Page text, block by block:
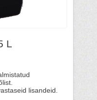
L
lisandeid.